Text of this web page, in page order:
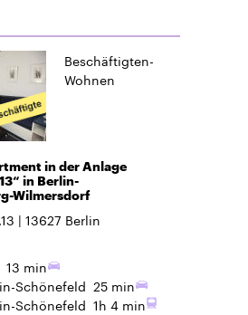
Beschäftigten-
Wohnen
in der Anlage
in Berlin-
Wilmersdorf
13627 Berlin
13 min
Schönefeld 25 min
Schönefeld 1h 4 min